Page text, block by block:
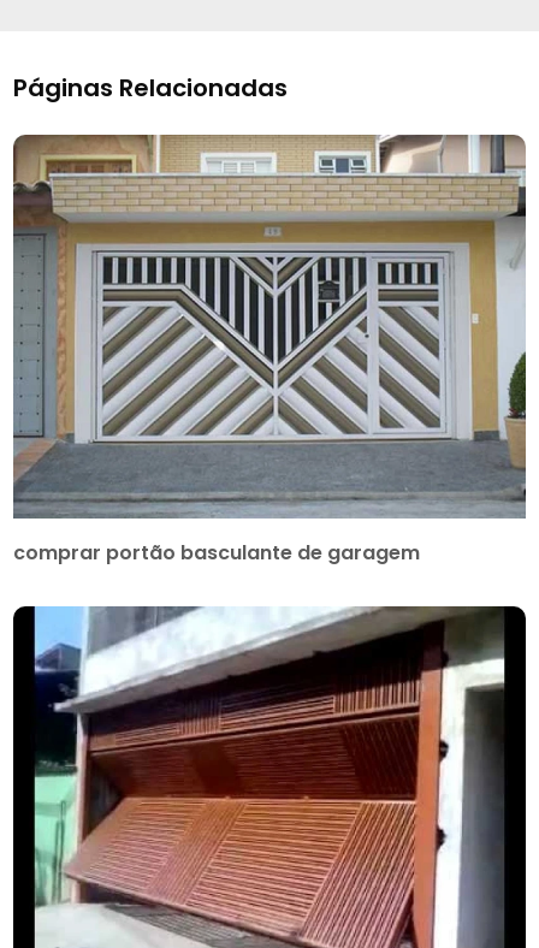
Páginas Relacionadas
comprar portão basculante de garagem